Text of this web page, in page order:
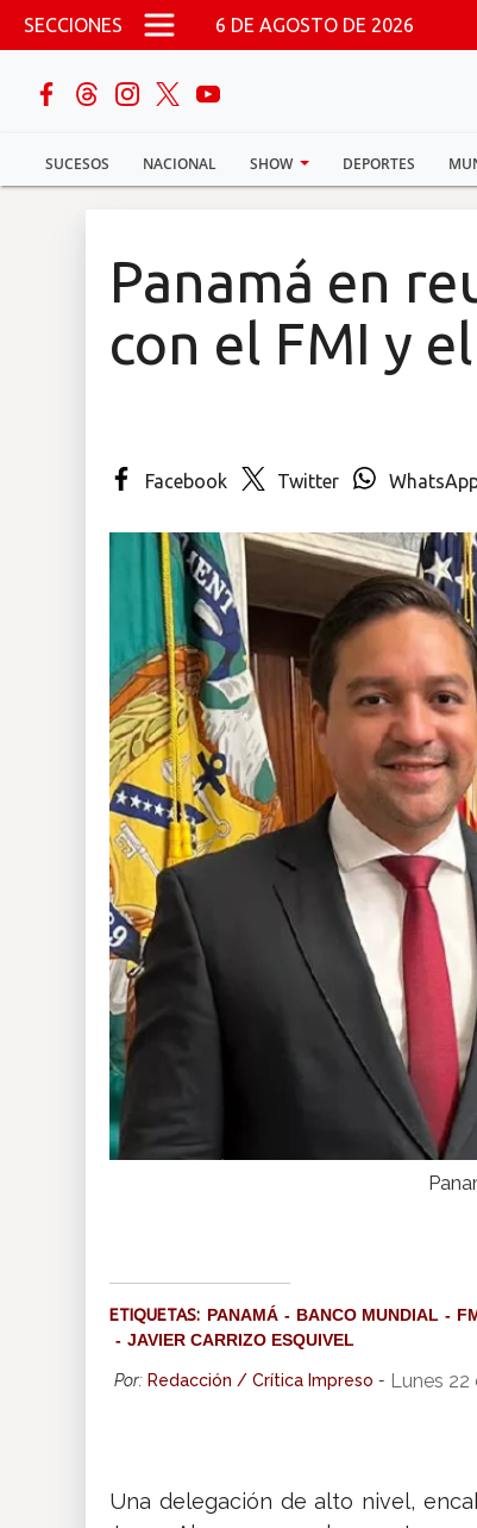
Pasar al contenido principal
SECCIONES 6 DE AGOSTO DE 2026
SUCESOS NACIONAL SHOW DEPORTES
buscar
Sucesos
Panamá en
con el FMI y
Facebook Twitter
ETIQUETAS: PANAMÁ BANCO MUNDIAL
JAVIER CARRIZO ESQUIVEL
Por: Redacción / Crítica Impreso - Lunes
Una delegación de alto nivel,